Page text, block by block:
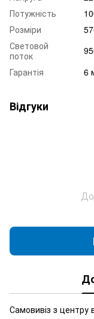
Потужність
Розміри
Световой
поток
Гарантія
6
Відгуки
Самовивіз з центру